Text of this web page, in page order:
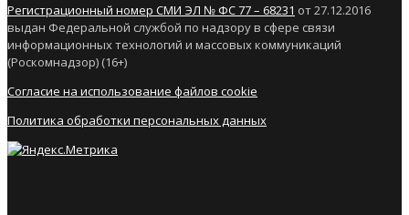
Регистрационный номер СМИ ЭЛ № ФС 77 – 68231 от 27.12.2016
выдан Федеральной службой по надзору в сфере связи
информационных технологий и массовых коммуникаций
(Роскомнадзор) (16+)
Согласие на использование файлов cookie
Политика обработки персональных данных